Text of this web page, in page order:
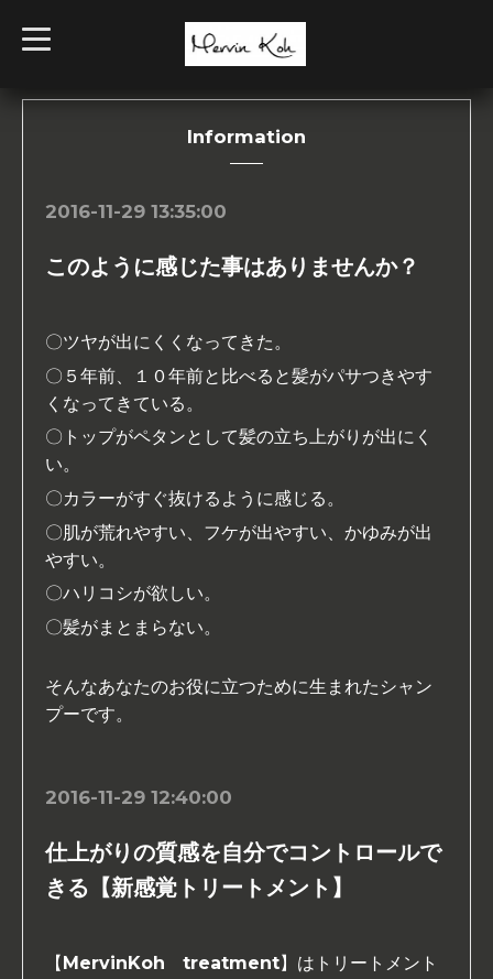
t
o
l
Information
2016-11-29 13:35:00
このように感じた事はありませんか？
〇ツヤが出にくくなってきた。
〇５年前、１０年前と比べると髪がパサつきやす
くなってきている。
〇トップがペタンとして髪の立ち上がりが出にく
い。
〇カラーがすぐ抜けるように感じる。
〇肌が荒れやすい、フケが出やすい、かゆみが出
やすい。
〇ハリコシが欲しい。
〇髪がまとまらない。
そんなあなたのお役に立つために生まれたシャン
プーです。
2016-11-29 12:40:00
仕上がりの質感を自分でコントロールで
きる【新感覚トリートメント】
【MervinKoh treatment】はトリートメント